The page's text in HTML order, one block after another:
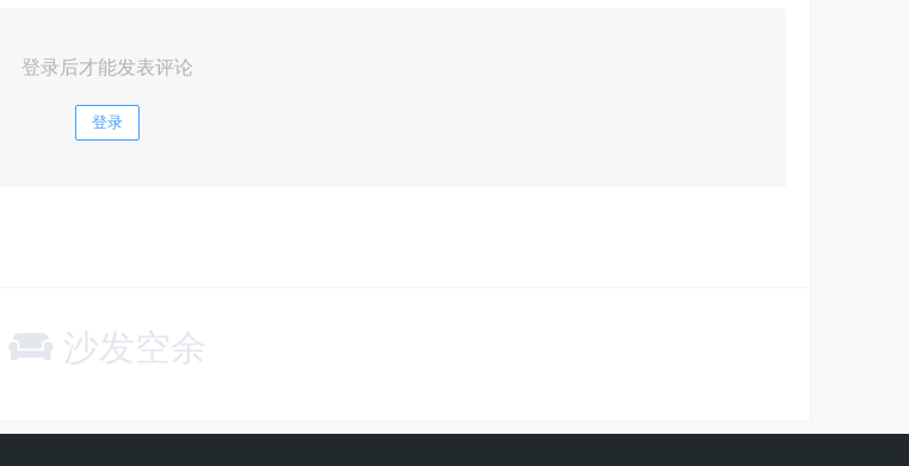
登录后才能发表评论
登录
沙发空余